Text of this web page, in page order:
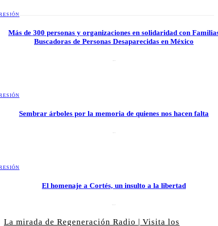
Más de 300 personas y organizaciones en solidaridad con
Buscadoras de Personas Desaparecidas en México
Sembrar árboles por la memoria de quienes nos hacen falta
El homenaje a Cortés, un insulto a la libertad
La mirada de Regeneración Radio | Visita los